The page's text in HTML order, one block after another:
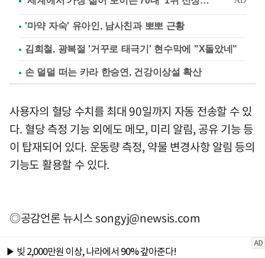
'마약 자숙' 유아인, 남사친과 뽀뽀 근황
김희철, 광복절 '거꾸로 태극기' 현수막에 "X돌았네"
손 덜덜 떠는 카라 한승연, 건강이상설 확산
사용자의 혈당 수치를 최대 90일까지 자동 전송할 수 있
다. 혈당 측정 기능 외에도 메모, 미리 알림, 공유 기능 등
이 탑재되어 있다. 운동량 측정, 약물 변경사항 알림 등의
기능도 활용할 수 있다.
◎공감언론 뉴시스songyj@newsis.com